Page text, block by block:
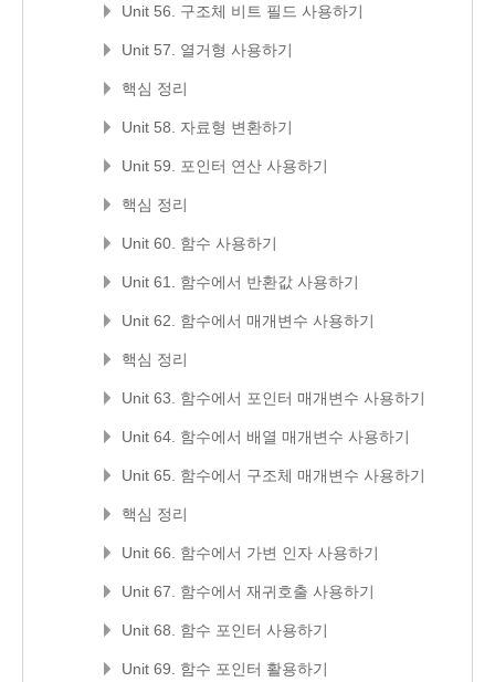
Unit 56. 구조체 비트 필드 사용하기
Unit 57. 열거형 사용하기
핵심 정리
Unit 58. 자료형 변환하기
Unit 59. 포인터 연산 사용하기
핵심 정리
Unit 60. 함수 사용하기
Unit 61. 함수에서 반환값 사용하기
Unit 62. 함수에서 매개변수 사용하기
핵심 정리
Unit 63. 함수에서 포인터 매개변수 사용하기
Unit 64. 함수에서 배열 매개변수 사용하기
Unit 65. 함수에서 구조체 매개변수 사용하기
핵심 정리
Unit 66. 함수에서 가변 인자 사용하기
Unit 67. 함수에서 재귀호출 사용하기
Unit 68. 함수 포인터 사용하기
Unit 69. 함수 포인터 활용하기